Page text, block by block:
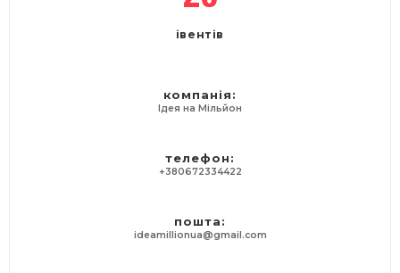
івентів
компанія:
Ідея на Мільйон
телефон:
+380672334422
пошта:
ideamillionua@gmail.com